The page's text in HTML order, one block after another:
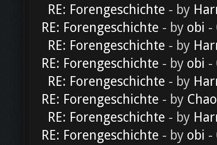
RE: Forengeschichte - by
RE: Forengeschichte - by obi -
RE: Forengeschichte - by
RE: Forengeschichte - by obi -
RE: Forengeschichte - by
RE: Forengeschichte - by
RE: Forengeschichte - by
RE: Forengeschichte - by obi -